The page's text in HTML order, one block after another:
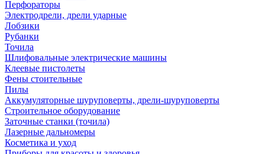
Перфораторы
Электродрели, дрели ударные
Лобзики
Рубанки
Точила
Шлифовальные электрические машины
Клеевые пистолеты
Фены стоительные
Пилы
Аккумуляторные шуруповерты, дрели-шуруповерты
Строительное оборудование
Заточные станки (точила)
Лазерные дальномеры
Косметика и уход